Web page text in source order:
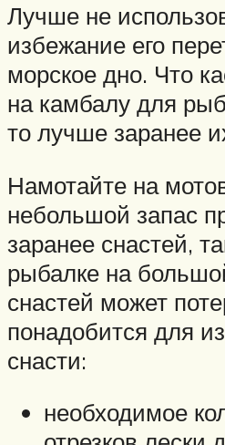
Лучше не
избежание его
морское дно. Что
на камбалу для
то лучше заранее
Намотайте на
небольшой запас
заранее снастей,
рыбалке на
снастей может
понадобится для
снасти:
необходимое